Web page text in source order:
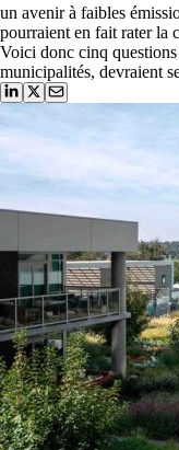
un avenir à faibles
pourraient en fait rater la
Voici donc cinq
municipalités, devraient